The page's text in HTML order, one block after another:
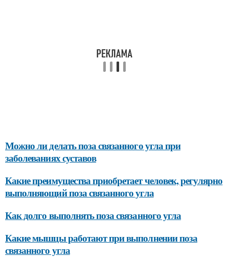
Можно ли делать поза связанного угла при
заболеваниях суставов
Какие преимущества приобретает человек, регулярно
выполняющий поза связанного угла
Как долго выполнять поза связанного угла
Какие мышцы работают при выполнении поза
связанного угла